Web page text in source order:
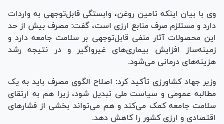
وی با بیان اینکه تامین روغن، وابستگی قابل‌توجهی به واردات
دارد و مستلزم صرف منابع ارزی است، گفت: مصرف بیش از حد
این محصولات آثار منفی قابل‌توجهی بر سلامت جامعه دارد و
زمینه‌ساز افزایش بیماری‌های غیرواگیر و در نتیجه رشد
هزینه‌های درمانی می‌شود.
وزیر جهاد کشاورزی تأکید کرد: اصلاح الگوی مصرف باید به یک
مطالبه عمومی و سیاست ملی تبدیل شود، زیرا هم به ارتقای
سلامت جامعه کمک می‌کند و هم می‌تواند بخشی از فشار‌های
اقتصادی و ارزی کشور را کاهش دهد.